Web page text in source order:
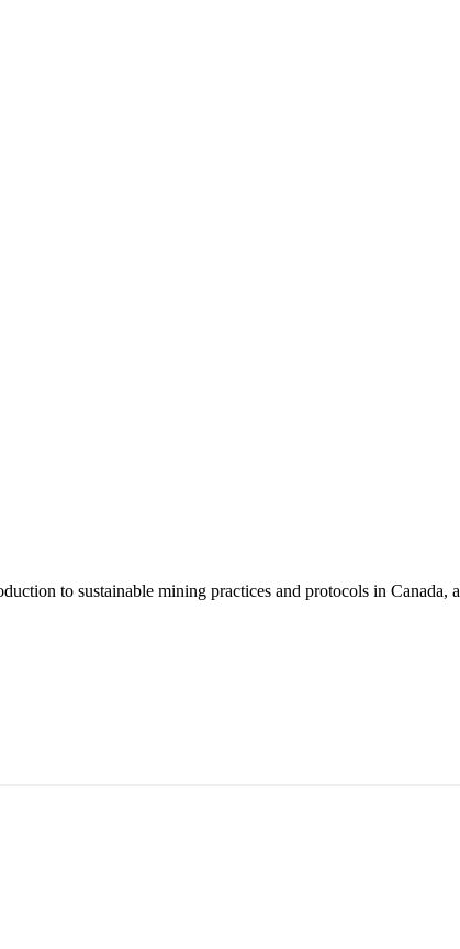
to sustainable mining practices and protocols in Canada,